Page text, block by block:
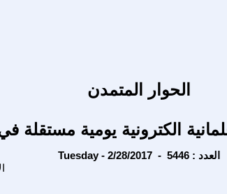
الحوار المتمدن
الكترونية يومية مستقلة
Tuesday - 2/28/2017 - العدد : 5446